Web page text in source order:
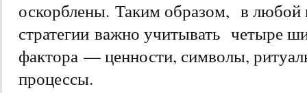
оскорблены. Таким образом, в любой
стратегии важно учитывать четыре
фактора — ценности, символы,
процессы.